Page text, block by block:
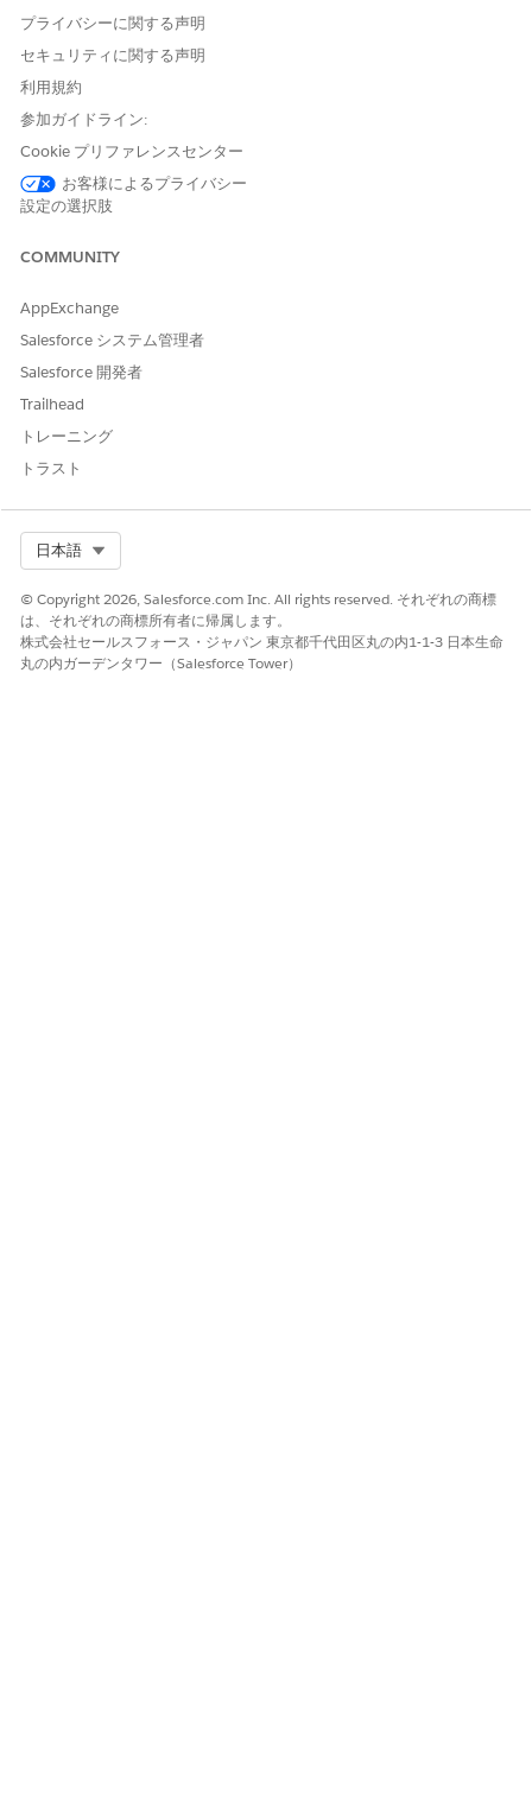
給付補償オブジェクトのオブジェクト管理設定から、[項目と
リレーション] に移動します。
[補償タイプ]
[無効な値] セクションの [薬局] で、
す。
関連項目:
この記事で問題は解決されましたか?
プライバシーに関する声明
セキュリティに関する声明
利用規約
参加ガイドライン:
Cookie プリファレンスセンター
お客様によるプライバシー
設定の選択肢
COMMUNITY
AppExchange
Salesforce システム管理者
Salesforce 開発者
Trailhead
トレーニング
トラスト
日本語
© Copyright 2026, Salesforce.com Inc. All rights reserved. それぞれの商標
は、それぞれの商標所有者に帰属します。
株式会社セールスフォース・ジャパン 東京都千代田区丸の内1-1-3 日本生命
丸の内ガーデンタワー（Salesforce Tower）